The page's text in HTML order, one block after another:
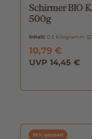
Schirmer BIO
500g
Inhalt: 0.5 Kilogramm
10,79 €
UVP 14,45 €
18% gespart